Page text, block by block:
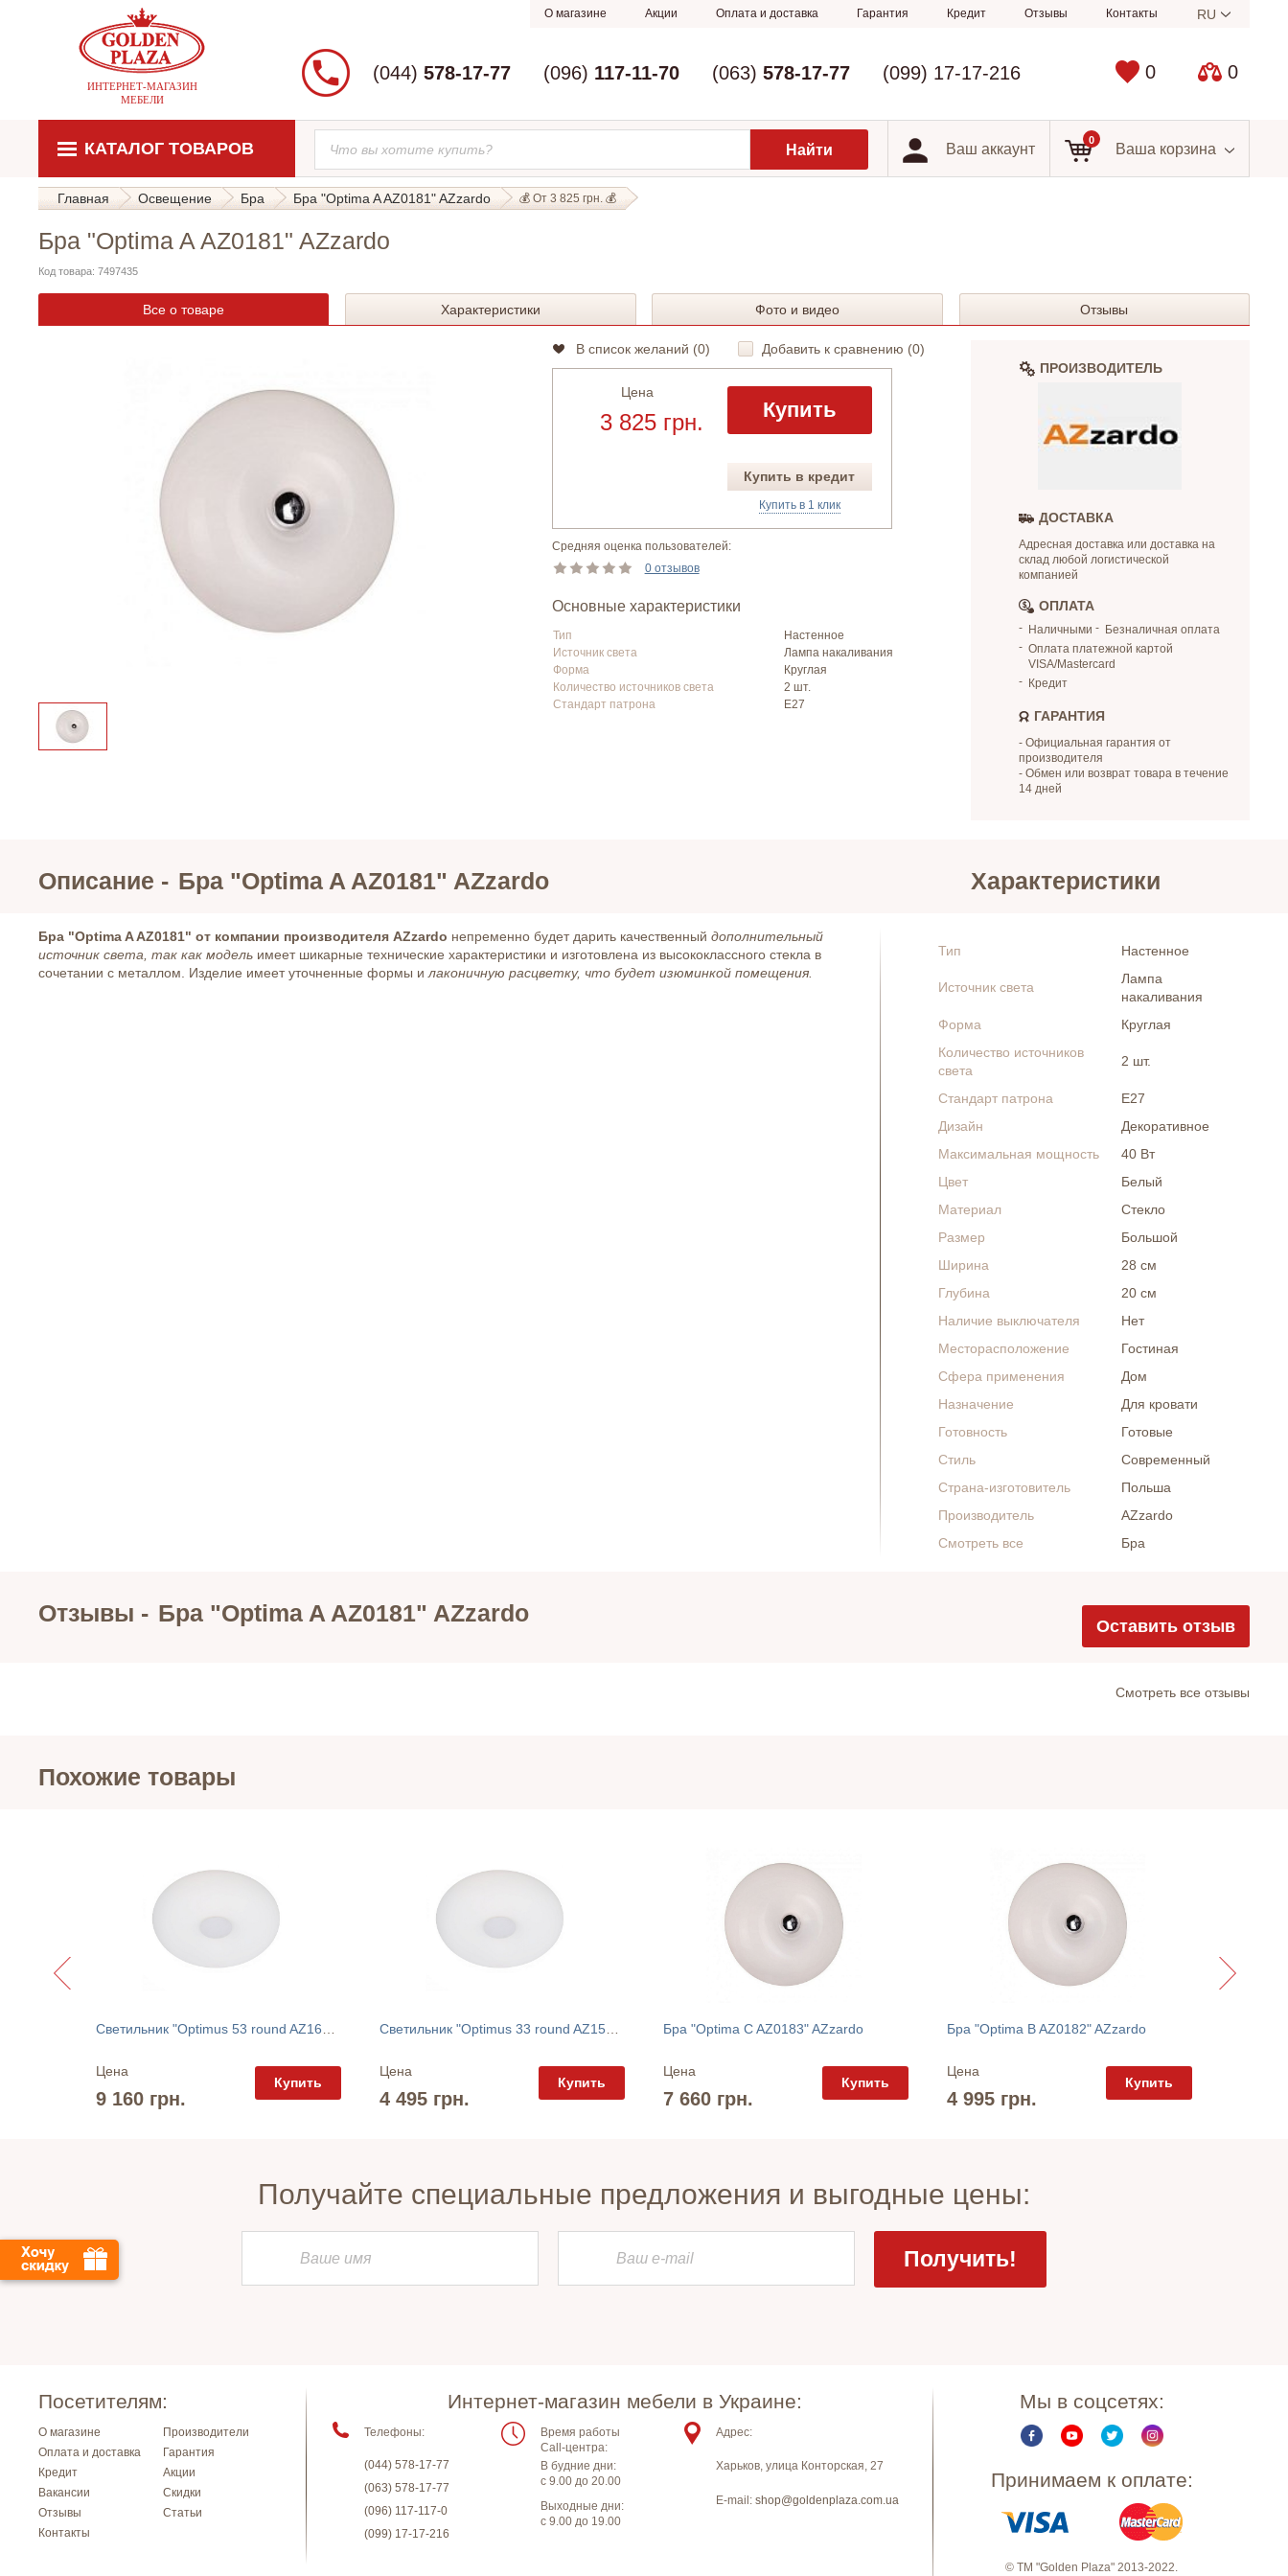
ИНТЕРНЕТ-МАГАЗИН
МЕБЕЛИ
О магазине Акции Оплата и доставка Гарантия Кредит Отзывы Контакты RU
0 0
(044) 578-17-77 (096) 117-11-70 (063) 578-17-77 (099) 17-17-216
КАТАЛОГ ТОВАРОВ Ваш аккаунт
0
Ваша корзина
Главная Освещение Бра Бра "Optima A AZ0181" AZzardo 💰 От 3 825 грн. 💰
Бра "Optima A AZ0181" AZzardo
Код товара: 7497435
Все о товаре Характеристики Фото и видео Отзывы
В список желаний (0) Добавить к сравнению (0)
Цена
3 825 грн. Купить
Купить в кредит
Купить в 1 клик
Средняя оценка пользователей:
0 отзывов
Основные характеристики
Тип
Настенное
Источник света
Лампа накаливания
Форма
Круглая
Количество источников света
2 шт.
Стандарт патрона
Е27
ПРОИЗВОДИТЕЛЬ
ДОСТАВКА
Адресная доставка или доставка на
склад любой логистической
компанией
ОПЛАТА
Наличными
Безналичная оплата
Оплата платежной картой
VISA/Mastercard
Кредит
ГАРАНТИЯ
- Официальная гарантия от
производителя
- Обмен или возврат товара в течение
14 дней
Описание - Бра "Optima A AZ0181" AZzardo Характеристики
Бра "Optima A AZ0181" от компании производителя AZzardo непременно будет дарить качественный дополнительный
источник света, так как модель имеет шикарные технические характеристики и изготовлена из высококлассного стекла в
сочетании с металлом. Изделие имеет уточненные формы и лаконичную расцветку, что будет изюминкой помещения.
Тип Настенное
Источник света
Лампа
накаливания
Форма
Круглая
Количество источников
света
2 шт.
Стандарт патрона
Е27
Дизайн
Декоративное
Максимальная мощность
40 Вт
Цвет
Белый
Материал
Стекло
Размер
Большой
Ширина
28 см
Глубина
20 см
Наличие выключателя
Нет
Месторасположение
Гостиная
Сфера применения
Дом
Назначение
Для кровати
Готовность
Готовые
Стиль
Современный
Страна-изготовитель
Польша
Производитель
AZzardo
Смотреть все
Бра
Отзывы - Бра "Optima A AZ0181" AZzardo Оставить отзыв
Cмотреть все отзывы
Похожие товары
Светильник "Optimus 53 round AZ1600" AZzardo
Цена
9 160 грн.
Купить
Светильник "Optimus 33 round AZ1598" AZzardo
Цена
4 495 грн.
Купить
Бра "Optima C AZ0183" AZzardo
Цена
7 660 грн.
Купить
Бра "Optima B AZ0182" AZzardo
Цена
4 995 грн.
Купить
Получайте специальные предложения и выгодные цены:
Посетителям:
О магазине
Производители
Оплата и доставка
Гарантия
Кредит
Акции
Вакансии
Скидки
Отзывы
Статьи
Контакты
Интернет-магазин мебели в Украине:
Телефоны:
(044) 578-17-77
(063) 578-17-77
(096) 117-117-0
(099) 17-17-216
Время работы
Call-центра:
В будние дни:
с 9.00 до 20.00
Выходные дни:
с 9.00 до 19.00
Адрес:
Харьков,улица Конторская, 27
E-mail:shop@goldenplaza.com.ua
Мы в соцсетях:
Принимаем к оплате:
© ТМ "Golden Plaza" 2013-2022.